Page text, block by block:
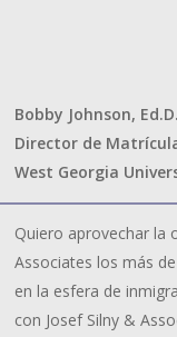
Bobby Johnson, Ed.D.
Director de
West Georgia
Quiero aprovechar la
Associates los más
en la esfera de
con Josef Silny &